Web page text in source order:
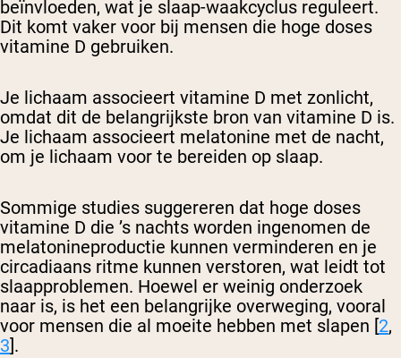
beïnvloeden, wat je slaap-waakcyclus reguleert.
Dit komt vaker voor bij mensen die hoge doses
vitamine D gebruiken.
Je lichaam associeert vitamine D met zonlicht,
omdat dit de belangrijkste bron van vitamine D is.
Je lichaam associeert melatonine met de nacht,
om je lichaam voor te bereiden op slaap.
Sommige studies suggereren dat hoge doses
vitamine D die ’s nachts worden ingenomen de
melatonineproductie kunnen verminderen en je
circadiaans ritme kunnen verstoren, wat leidt tot
slaapproblemen. Hoewel er weinig onderzoek
naar is, is het een belangrijke overweging, vooral
voor mensen die al moeite hebben met slapen [2,
3].